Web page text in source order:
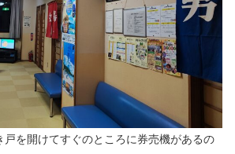
戸を開けてすぐのところに券売機があるの